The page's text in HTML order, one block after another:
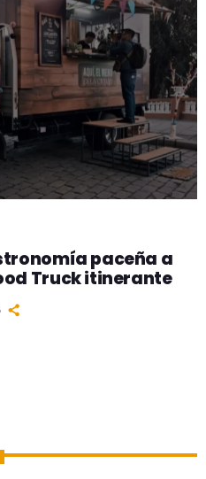
paceña a
Truck itinerante